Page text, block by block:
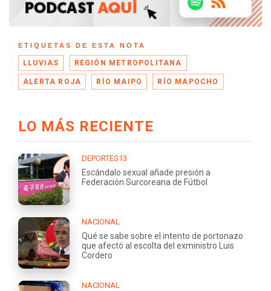
ETIQUETAS DE ESTA NOTA
LLUVIAS REGIÓN METROPOLITANA
ALERTA ROJA RÍO MAIPO RÍO MAPOCHO
LO MÁS RECIENTE
DEPORTES13
Escándalo sexual añade presión a
Federación Surcoreana de Fútbol
NACIONAL
Qué se sabe sobre el intento de portonazo
que afectó al escolta del exministro Luis
Cordero
NACIONAL